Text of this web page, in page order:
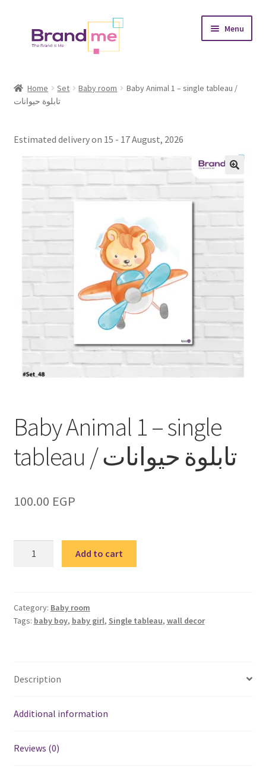
Menu
child
Coasters
Occasions
menu
Expand
Theme
child
menu
Fruiquet
Home Set Baby room
Baby Animal 1 – single tableau /
تابلوة حيوانات
Estimated delivery on 15 - 17 August, 2026
Baby Animal 1 – single
tableau / تابلوة حيوانات
100.00 EGP
single
tableau
quantity
Add to cart
Category: Baby room
Tags: baby boy, baby girl, Single tableau, wall decor
Description
Additional information
Reviews (0)